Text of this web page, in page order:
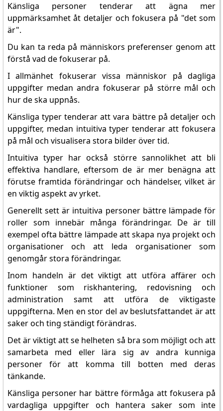
Känsliga personer tenderar att ägna mer
uppmärksamhet åt detaljer och fokusera på "det som
är".
Du kan ta reda på människors preferenser genom att
förstå vad de fokuserar på.
I allmänhet fokuserar vissa människor på dagliga
uppgifter medan andra fokuserar på större mål och
hur de ska uppnås.
Känsliga typer tenderar att vara bättre på detaljer och
uppgifter, medan intuitiva typer tenderar att fokusera
på mål och visualisera stora bilder över tid.
Intuitiva typer har också större sannolikhet att bli
effektiva handlare, eftersom de är mer benägna att
förutse framtida förändringar och händelser, vilket är
en viktig aspekt av yrket.
Generellt sett är intuitiva personer bättre lämpade för
roller som innebär många förändringar. De är till
exempel ofta bättre lämpade att skapa nya projekt och
organisationer och att leda organisationer som
genomgår stora förändringar.
Inom handeln är det viktigt att utföra affärer och
funktioner som riskhantering, redovisning och
administration samt att utföra de viktigaste
uppgifterna. Men en stor del av beslutsfattandet är att
saker och ting ständigt förändras.
Det är viktigt att se helheten så bra som möjligt och att
samarbeta med eller lära sig av andra kunniga
personer för att komma till botten med deras
tänkande.
Känsliga personer har bättre förmåga att fokusera på
vardagliga uppgifter och hantera saker som inte